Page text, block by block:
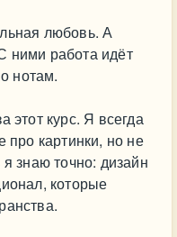
любовь. А
ними работа идёт
нотам.
этот курс. Я всегда
про картинки, но не
знаю точно: дизайн
которые